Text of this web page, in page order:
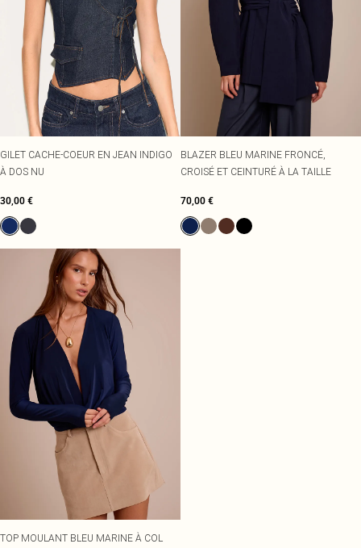
GILET CACHE-COEUR EN JEAN INDIGO
À DOS NU
30,00 €
BLAZER BLEU MARINE FRONCÉ,
CROISÉ ET CEINTURÉ À LA TAILLE
70,00 €
TOP MOULANT BLEU MARINE À COL